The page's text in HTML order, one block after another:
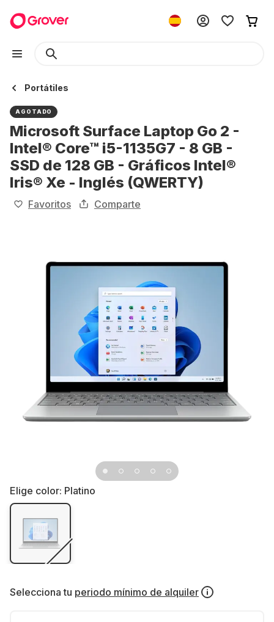
Portátiles
AGOTADO
Microsoft Surface Laptop Go 2 -
Intel® Core™ i5-1135G7 - 8 GB -
SSD de 128 GB - Gráficos Intel®
Iris® Xe - Inglés (QWERTY)
Favoritos Comparte
Elige color: Platino
Selecciona tu periodo mínimo de alquiler